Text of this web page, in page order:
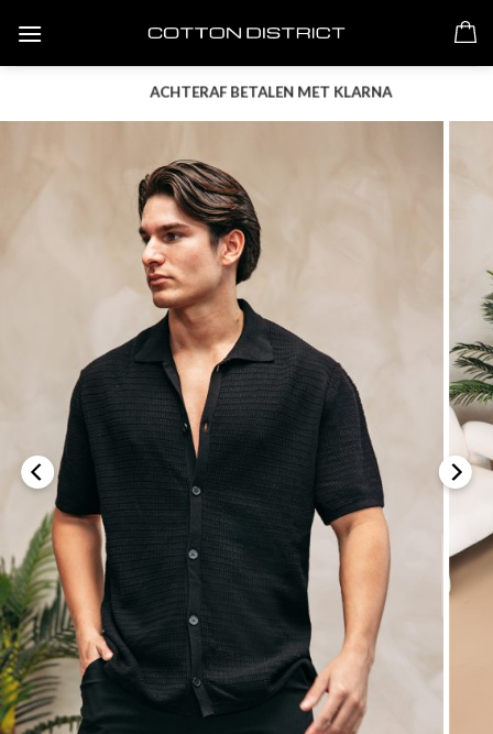
content
ACHTERAF BETALEN MET KLARNA